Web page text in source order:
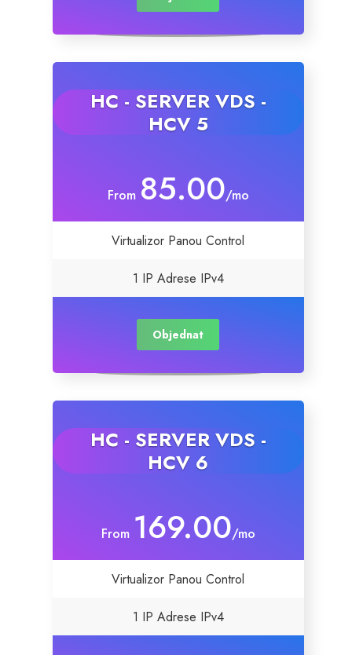
HC - SERVER VDS -
HCV 5
From 85.00/mo
Virtualizor Panou Control
1 IP Adrese IPv4
Objednat
HC - SERVER VDS -
HCV 6
From 169.00/mo
Virtualizor Panou Control
1 IP Adrese IPv4